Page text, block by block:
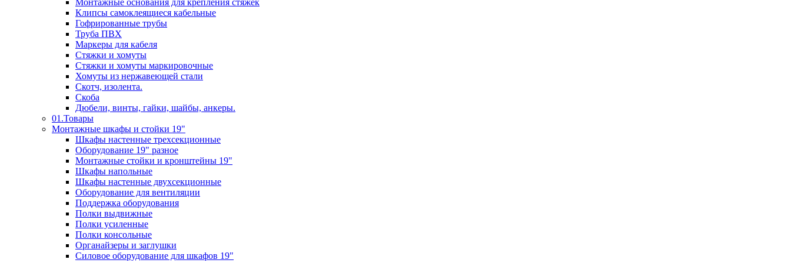
Монтажные основания для крепления стяжек
Клипсы самоклеящиеся кабельные
Гофрированные трубы
Труба ПВХ
Маркеры для кабеля
Стяжки и хомуты
Стяжки и хомуты маркировочные
Хомуты из нержавеющей стали
Скотч, изолента.
Скоба
Дюбели, винты, гайки, шайбы, анкеры.
01.Товары
Монтажные шкафы и стойки 19"
Шкафы настенные трехсекционные
Оборудование 19" разное
Монтажные стойки и кронштейны 19"
Шкафы напольные
Шкафы настенные двухсекционные
Оборудование для вентиляции
Поддержка оборудования
Полки выдвижные
Полки усиленные
Полки консольные
Органайзеры и заглушки
Силовое оборудование для шкафов 19"